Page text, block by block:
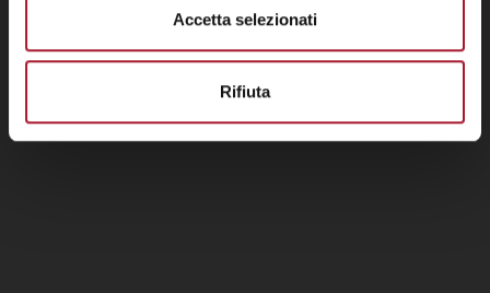
Accetta selezionati
Rifiuta